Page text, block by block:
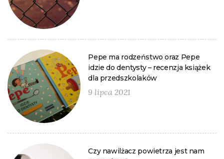
Pepe ma rodzeństwo oraz Pepe
idzie do dentysty – recenzja książek
dla przedszkolaków
9 lipca 2021
Czy nawilżacz powietrza jest nam